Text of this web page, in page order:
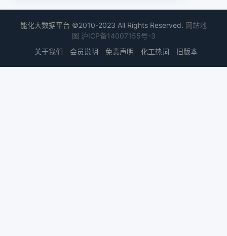
能化大数据平台 ©2010-2023 All Rights Reserved. 网站地
图 沪ICP备14007155号-3
关于我们
会员说明 免责声明 化工热词 旧版本